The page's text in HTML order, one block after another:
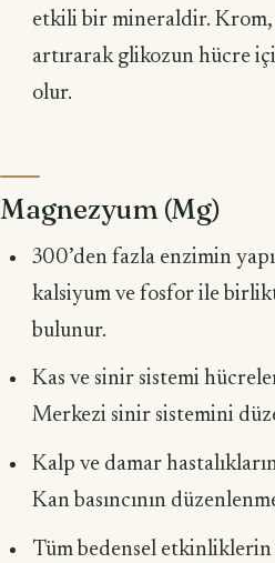
etkili bir mineraldir.
artırarak glikozun hücre
olur.
Magnezyum (Mg)
300’den fazla enzimin
kalsiyum ve fosfor ile
bulunur.
Kas ve sinir sistemi
Merkezi sinir siste­mini
Kalp ve damar
Kan basıncının
Tüm bedensel